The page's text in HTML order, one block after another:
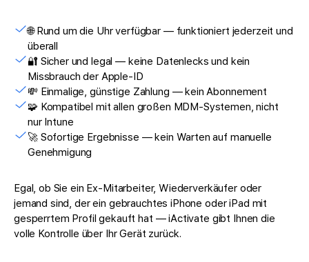
🌐 Rund um die Uhr verfügbar — funktioniert jederzeit und
überall
🔐 Sicher und legal — keine Datenlecks und kein
Missbrauch der Apple-ID
💸 Einmalige, günstige Zahlung — kein Abonnement
🧩 Kompatibel mit allen großen MDM-Systemen, nicht
nur Intune
🚀 Sofortige Ergebnisse — kein Warten auf manuelle
Genehmigung
Egal, ob Sie ein Ex-Mitarbeiter, Wiederverkäufer oder
jemand sind, der ein gebrauchtes iPhone oder iPad mit
gesperrtem Profil gekauft hat — iActivate gibt Ihnen die
volle Kontrolle über Ihr Gerät zurück.